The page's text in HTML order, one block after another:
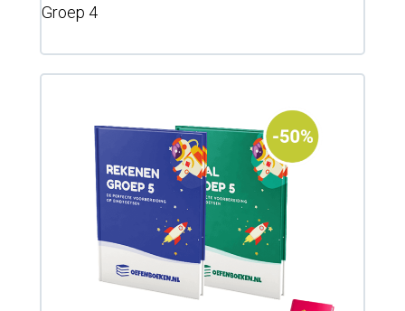
Groep 4